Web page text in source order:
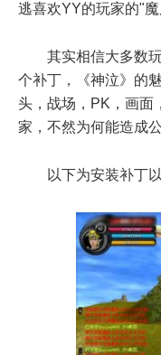
逃喜欢YY的玩家的"
其实相信大多数
个补丁，《神泣》的
头，战场，PK，画面
家，不然为何能造成
以下为安装补丁